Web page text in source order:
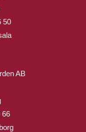
50
AB
66